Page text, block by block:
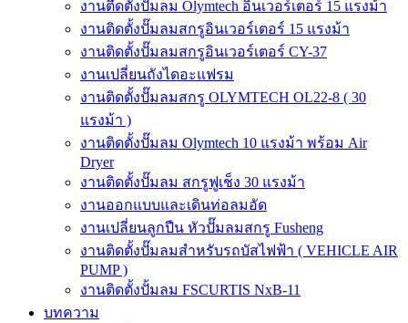
งานตืดตั้งปั๊มลม Olymtech อินเวอร์เตอร์ 15 แรงม้า
งานติดตั้งปั๊มลมสกรูอินเวอร์เตอร์ 15 แรงม้า
งานติดตั้งปั๊มลมสกรูอินเวอร์เตอร์ CY-37
งานเปลี่ยนถังไดอะแฟรม
งานติดตั้งปั๊มลมสกรู OLYMTECH OL22-8 ( 30
แรงม้า )
งานติดตั้งปั๊มลม Olymtech 10 แรงม้า พร้อม Air
Dryer
งานติดตั้งปั๊มลม สกรูฟูเช็ง 30 แรงม้า
งานออกแบบและเดินท่อลมอัด
งานเปลี่ยนลูกปืน หัวปั๊มลมสกรู Fusheng
งานติดตั้งปั๊มลมสำหรับรถบัสไฟฟ้า ( VEHICLE AIR
PUMP )
งานติดตั้งปั้มลม FSCURTIS NxB-11
บทความ